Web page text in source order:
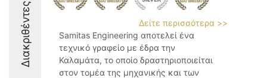
Διακριθέντες
Δείτε περισσότερα >>
Samitas Engineering αποτελεί ένα
τεχνικό γραφείο με έδρα την
Καλαμάτα, το οποίο δραστηριοποιείται
στον τομέα της μηχανικής και των